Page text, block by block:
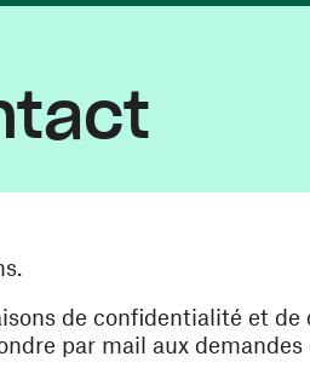
de confidentialité et de
par mail aux demandes